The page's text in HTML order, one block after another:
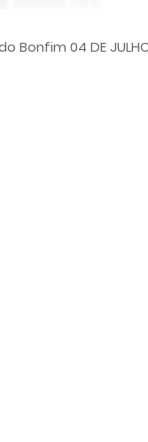
Bonfim 04 DE